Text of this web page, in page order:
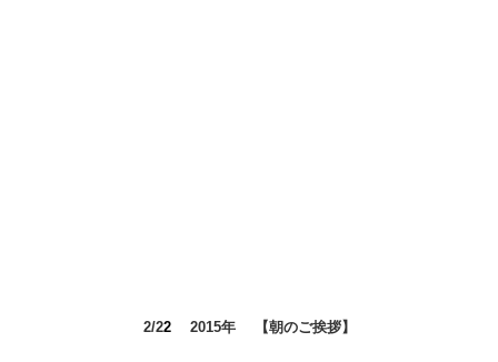
2/222015年 【朝のご挨拶】